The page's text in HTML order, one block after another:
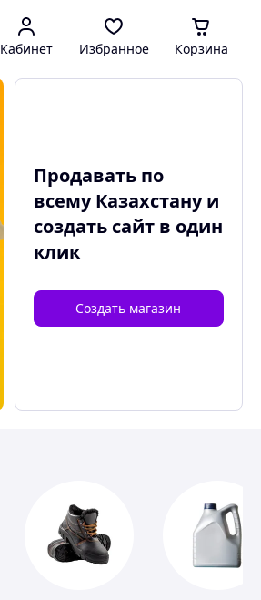
Кабинет Избранное Корзина
Продавать по
всему Казахстану и
создать сайтв один
клик
Создать магазин